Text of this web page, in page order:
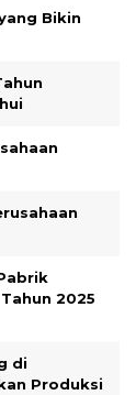
Bikin
2025
di
Produksi